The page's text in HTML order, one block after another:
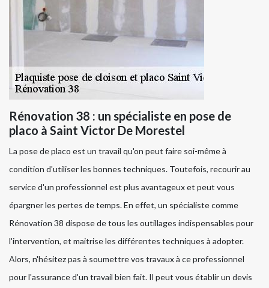
Rénovation 38 : un spécialiste en pose de
placo à Saint Victor De Morestel
La pose de placo est un travail qu'on peut faire soi-même à
condition d'utiliser les bonnes techniques. Toutefois, recourir au
service d'un professionnel est plus avantageux et peut vous
épargner les pertes de temps. En effet, un spécialiste comme
Rénovation 38 dispose de tous les outillages indispensables pour
l'intervention, et maitrise les différentes techniques à adopter.
Alors, n'hésitez pas à soumettre vos travaux à ce professionnel
pour l'assurance d'un travail bien fait. Il peut vous établir un devis